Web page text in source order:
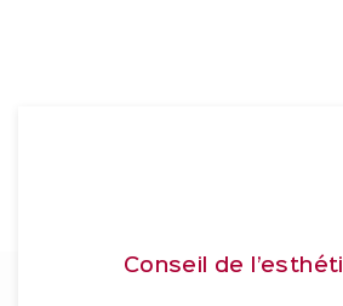
Conseil de